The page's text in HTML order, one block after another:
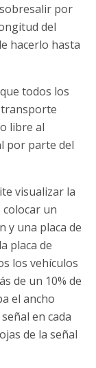
por
del
hacerlo hasta
todos los
libre al
por parte del
visualizar la
un
y una placa de
placa de
los vehículos
de un 10% de
el ancho
en cada
de la señal